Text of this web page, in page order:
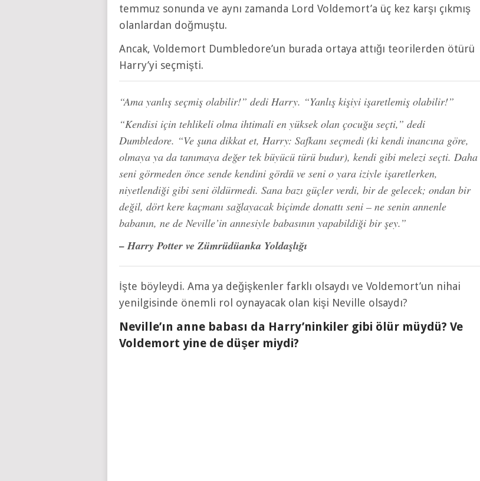
temmuz sonunda ve aynı zamanda Lord Voldemort’a üç kez karşı çıkmış
olanlardan doğmuştu.
Ancak, Voldemort Dumbledore’un burada ortaya attığı teorilerden ötürü
Harry’yi seçmişti.
“Ama yanlış seçmiş olabilir!” dedi Harry. “Yanlış kişiyi işaretlemiş olabilir!”
“Kendisi için tehlikeli olma ihtimali en yüksek olan çocuğu seçti,” dedi
Dumbledore. “Ve şuna dikkat et, Harry: Safkanı seçmedi (ki kendi inancına göre,
olmaya ya da tanımaya değer tek büyücü türü budur), kendi gibi melezi seçti. Daha
seni görmeden önce sende kendini gördü ve seni o yara iziyle işaretlerken,
niyetlendiği gibi seni öldürmedi. Sana bazı güçler verdi, bir de gelecek; ondan bir
değil, dört kere kaçmanı sağlayacak biçimde donattı seni – ne senin annenle
babanın, ne de Neville’in annesiyle babasının yapabildiği bir şey.”
– Harry Potter ve Zümrüdüanka Yoldaşlığı
İşte böyleydi. Ama ya değişkenler farklı olsaydı ve Voldemort’un nihai
yenilgisinde önemli rol oynayacak olan kişi Neville olsaydı?
Neville’ın anne babası da Harry’ninkiler gibi ölür müydü? Ve
Voldemort yine de düşer miydi?